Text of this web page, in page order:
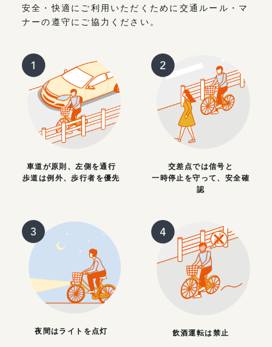
安全・快適にご利用いただくために交通ルール・マ
ナーの遵守にご協力ください。
車道が原則、左側を通行
歩道は例外、歩行者を優先
交差点では信号と
一時停止を守って、安全確
認
夜間はライトを点灯 飲酒運転は禁止